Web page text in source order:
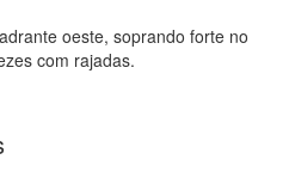
oeste, soprando forte no
com rajadas.